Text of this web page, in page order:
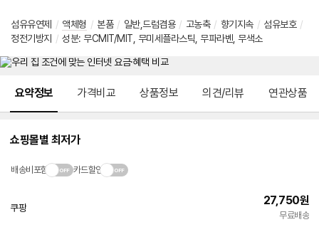
섬유유연제 / 액체형 / 본품 / 일반,드럼겸용 / 고농축 / 향기지속 / 섬유보호 /
정전기방지
/ 성분: 무CMIT/MIT 무미세플라스틱 무파라벤 무색소
요약정보 가격비교 상품정보 의견/리뷰 연관상품
쇼핑몰별 최저가
배송비포함 카드할인
쿠팡
27,750원
무료배송